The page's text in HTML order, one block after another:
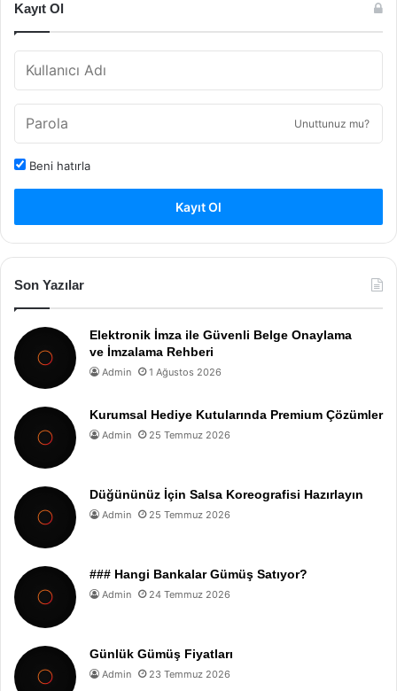
Kayıt Ol
Unuttunuz mu?
Beni hatırla
Kayıt Ol
Son Yazılar
Elektronik İmza ile Güvenli Belge Onaylama
ve İmzalama Rehberi
Admin 1 Ağustos 2026
Kurumsal Hediye Kutularında Premium Çözümler
Admin 25 Temmuz 2026
Düğününüz İçin Salsa Koreografisi Hazırlayın
Admin 25 Temmuz 2026
### Hangi Bankalar Gümüş Satıyor?
Admin 24 Temmuz 2026
Günlük Gümüş Fiyatları
Admin 23 Temmuz 2026